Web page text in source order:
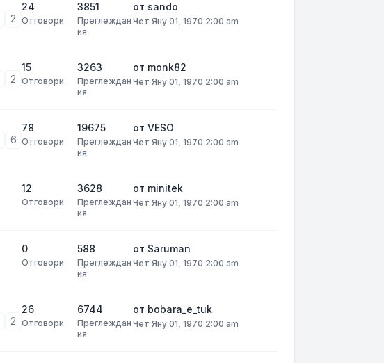
2
24
Отговори
3851
Преглеждан
ия
от sando
Чет Яну 01, 1970 2:00 am
2
15
Отговори
3263
Преглеждан
ия
от monk82
Чет Яну 01, 1970 2:00 am
6
78
Отговори
19675
Преглеждан
ия
от VESO
Чет Яну 01, 1970 2:00 am
12
Отговори
3628
Преглеждан
ия
от minitek
Чет Яну 01, 1970 2:00 am
0
Отговори
588
Преглеждан
ия
от Saruman
Чет Яну 01, 1970 2:00 am
2
26
Отговори
6744
Преглеждан
ия
от bobara_e_tuk
Чет Яну 01, 1970 2:00 am